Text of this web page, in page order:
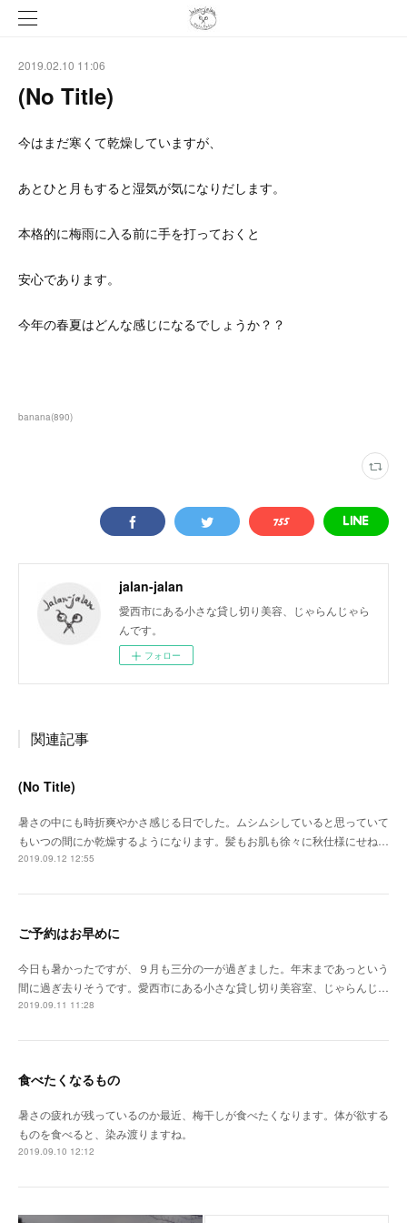
2019.02.10 11:06
(No Title)
今はまだ寒くて乾燥していますが、
あとひと月もすると湿気が気になりだします。
本格的に梅雨に入る前に手を打っておくと
安心であります。
今年の春夏はどんな感じになるでしょうか？？
banana(890)
jalan-jalan
愛西市にある小さな貸し切り美容、じゃらんじゃら
んです。
フォロー
関連記事
(No Title)
暑さの中にも時折爽やかさ感じる日でした。ムシムシしていると思っていて
もいつの間にか乾燥するようになります。髪もお肌も徐々に秋仕様にせね…
2019.09.12 12:55
ご予約はお早めに
今日も暑かったですが、９月も三分の一が過ぎました。年末まであっという
間に過ぎ去りそうです。愛西市にある小さな貸し切り美容室、じゃらんじ…
2019.09.11 11:28
食べたくなるもの
暑さの疲れが残っているのか最近、梅干しが食べたくなります。体が欲する
ものを食べると、染み渡りますね。
2019.09.10 12:12